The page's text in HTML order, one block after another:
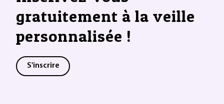
gratuitement à la veille
personnalisée !
S'inscrire